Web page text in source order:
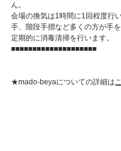
ん。
会場の換気は1時間に1回程度行
手、階段手摺など多くの方が手を
定期的に消毒清掃を行います。
■■■■■■■■■■■■■■■■■■■■
★mado-beyaについての詳細は